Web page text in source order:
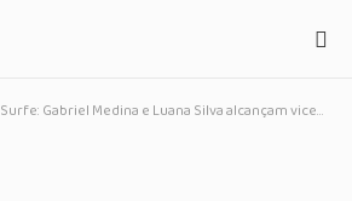
Surfe: Gabriel Medina e Luana Silva alcançam vice-campeonato em Margaret River